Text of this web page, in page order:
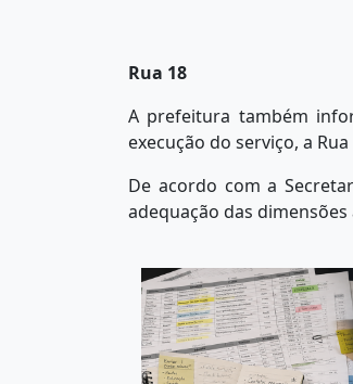
Rua 18
A prefeitura também
execução do serviço, a
De acordo com a
adequação das